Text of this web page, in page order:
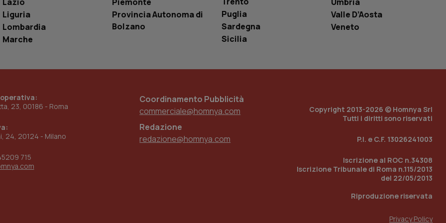
Liguria
Lombardia
Marche
Provincia Autonoma di
Bolzano
Puglia
Sardegna
Sicilia
Valle D’Aosta
Veneto
23, 00186 - Roma
24, 20124 - Milano
715
Coordinamento Pubblicità
commerciale@homnya.com
Redazione
redazione@homnya.com
Copyright 2013-2026 © Homnya Srl
Tutti i diritti sono riservati
P.I. e C.F. 13026241003
Iscrizione al ROC n.34308
Iscrizione Tribunale di Roma n.115/2013
del 22/05/2013
Riproduzione riservata
Privacy Policy
www.quotidianosanita.it
Questo cookie è impostato dall'applicazione per abilitare il
sistema di tracking solo in caso di utenti loggato con identity
provider WelfareLink.